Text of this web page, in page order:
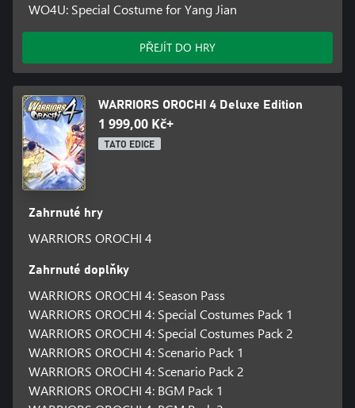
WO4U: Special Costume for Yang Jian
PŘEJÍT DO HRY
WARRIORS OROCHI 4 Deluxe Edition
1 999,00 Kč+
TATO EDICE
Zahrnuté hry
WARRIORS OROCHI 4
Zahrnuté doplňky
WARRIORS OROCHI 4: Season Pass
WARRIORS OROCHI 4: Special Costumes Pack 1
WARRIORS OROCHI 4: Special Costumes Pack 2
WARRIORS OROCHI 4: Scenario Pack 1
WARRIORS OROCHI 4: Scenario Pack 2
WARRIORS OROCHI 4: BGM Pack 1